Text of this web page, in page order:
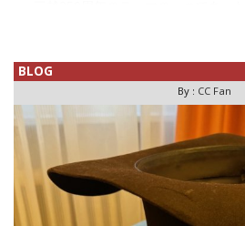
2023年度よりを取り組みをスター
探り、時とはなにか？の定義を生み
イベントが行
BLOG
By : CC Fan